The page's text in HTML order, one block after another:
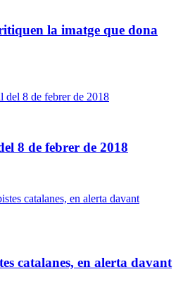
la imatge que dona
8 de febrer de 2018
catalanes, en alerta davant